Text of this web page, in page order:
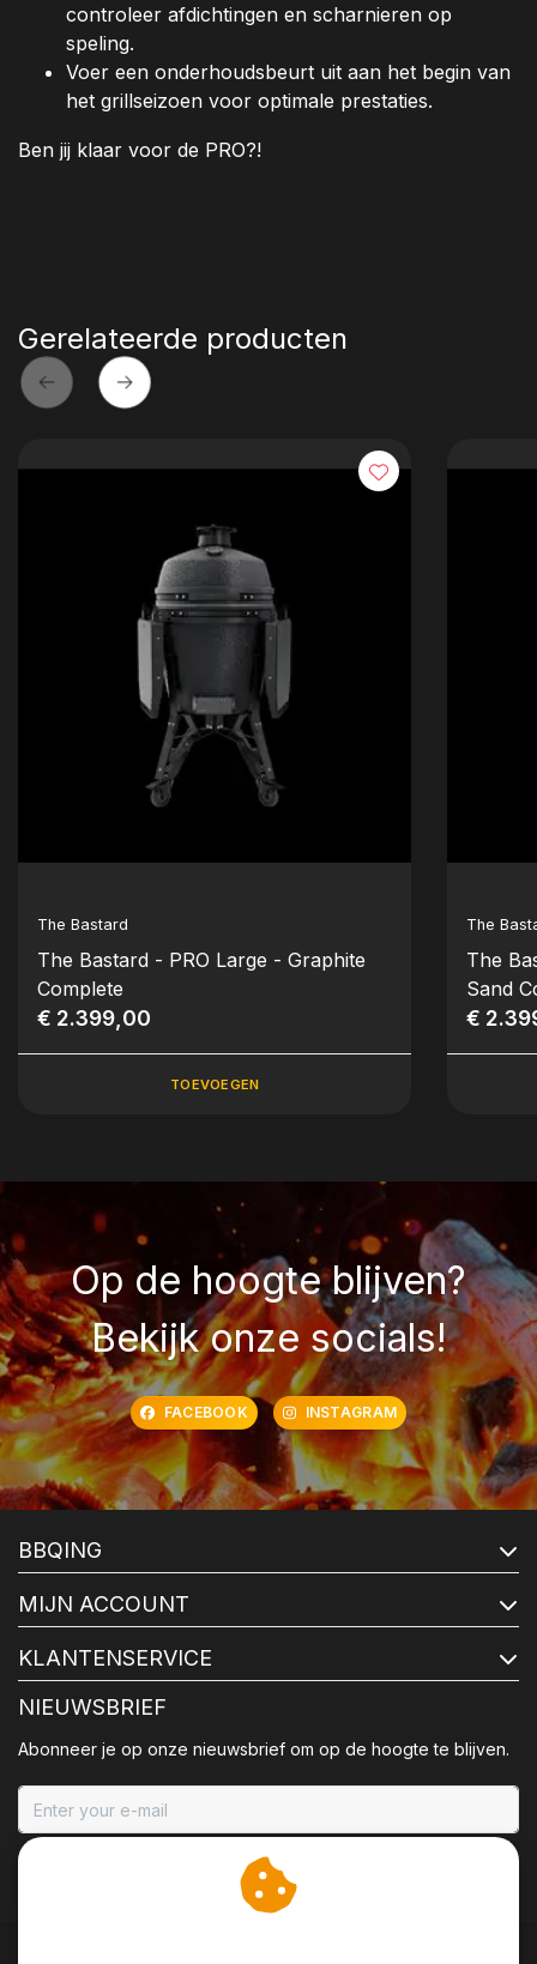
controleer afdichtingen en scharnieren op
speling.
Voer een onderhoudsbeurt uit aan het begin van
het grillseizoen voor optimale prestaties.
Ben jij klaar voor de PRO?!
Gerelateerde producten
The Bastard
The Bastard - PRO Large - Graphite
Complete
€ 2.399,00
TOEVOEGEN
The
The
Sand
€
Op de hoogte blijven?
Bekijk onze socials!
FACEBOOK INSTAGRAM
BBQING
MIJN ACCOUNT
KLANTENSERVICE
NIEUWSBRIEF
Abonneer je op onze nieuwsbrief om op de hoogte te blijven.